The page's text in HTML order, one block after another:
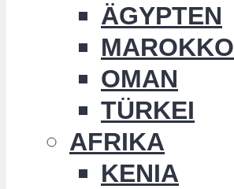
ÄGYPTEN
MAROKKO
OMAN
TÜRKEI
AFRIKA
KENIA